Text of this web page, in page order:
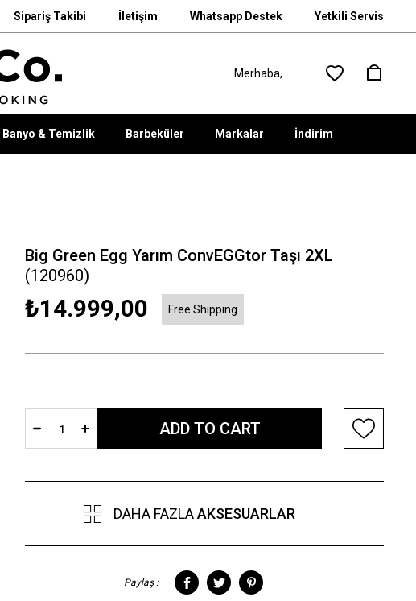
Sipariş Takibi İletişim Whatsapp Destek Yetkili Servis
Banyo & Temizlik Barbeküler Markalar İndirim
Big Green Egg Yarım ConvEGGtor Taşı 2XL
(120960)
₺14.999,00 Free Shipping
DAHA FAZLAAKSESUARLAR
Paylaş :